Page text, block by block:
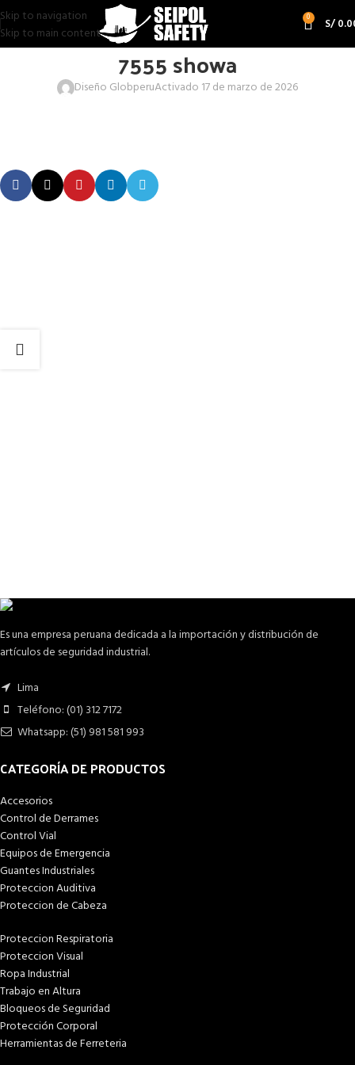
Skip to navigation
Skip to main content
0 S/
7555 showa
Diseño GlobperuActivado 17 de marzo de 2026
Es una empresa peruana dedicada a la importación y distribución de
artículos de seguridad industrial.
Lima
Teléfono: (01) 312 7172
Whatsapp: (51) 981 581 993
CATEGORÍA DE PRODUCTOS
Accesorios
Control de Derrames
Control Vial
Equipos de Emergencia
Guantes Industriales
Proteccion Auditiva
Proteccion de Cabeza
Proteccion Respiratoria
Proteccion Visual
Ropa Industrial
Trabajo en Altura
Bloqueos de Seguridad
Protección Corporal
Herramientas de Ferreteria